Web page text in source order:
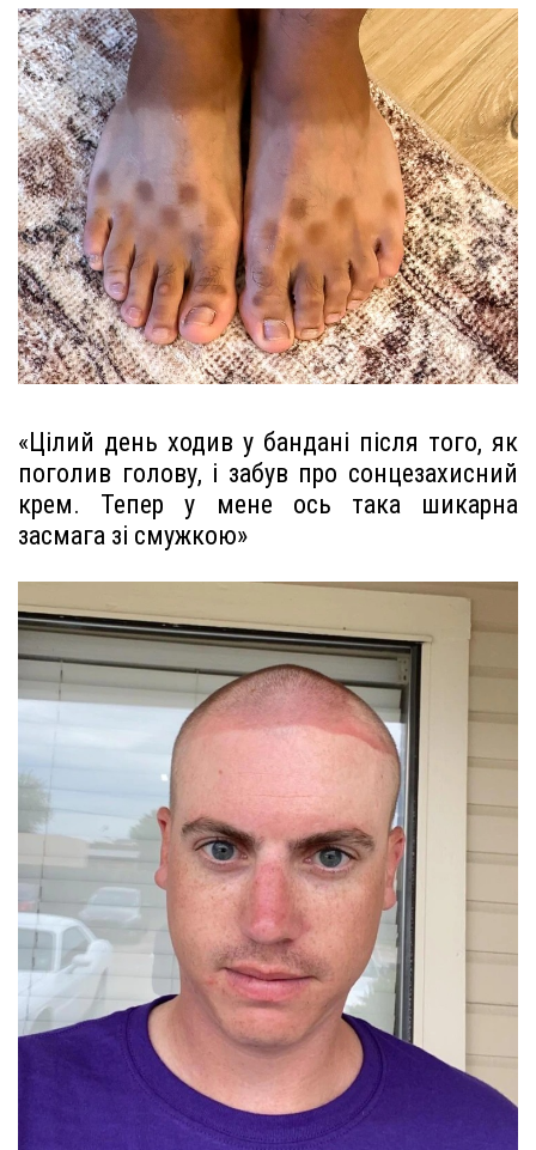
«Цілий день ходив у бандані після того, як
поголив голову, і забув про сонцезахисний
крем. Тепер у мене ось така шикарна
засмага зі смужкою»